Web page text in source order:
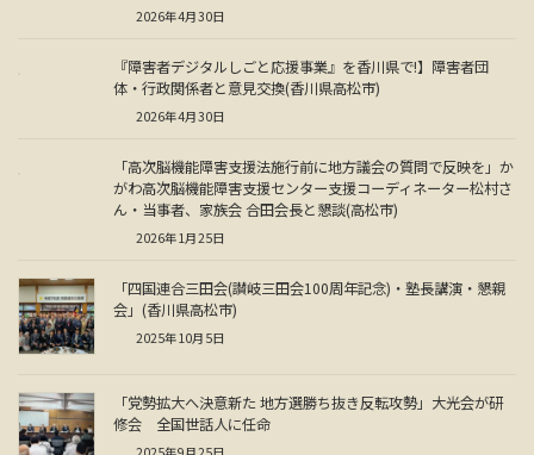
2026年4月30日
『障害者デジタルしごと応援事業』を香川県で!】障害者団
体・行政関係者と意見交換(香川県高松市)
2026年4月30日
「高次脳機能障害支援法施行前に地方議会の質問で反映を」か
がわ高次脳機能障害支援センター支援コーディネーター松村さ
ん・当事者、家族会 合田会長と懇談(高松市)
2026年1月25日
「四国連合三田会(讃岐三田会100周年記念)・塾長講演・懇親
会」(香川県高松市)
2025年10月5日
「党勢拡大へ決意新た 地方選勝ち抜き反転攻勢」大光会が研
修会 全国世話人に任命